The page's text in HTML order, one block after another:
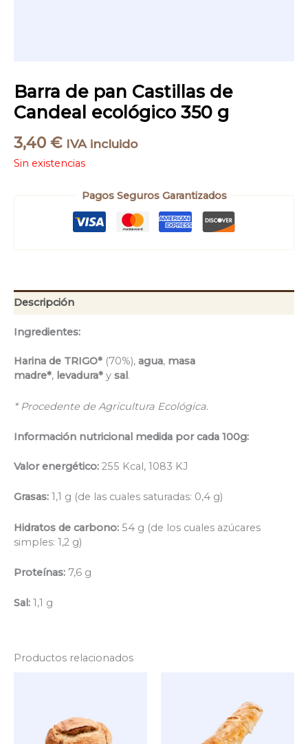
Barra de pan Castillas de
Candeal ecológico 350 g
3,40 € IVA incluido
Sin existencias
Pagos Seguros Garantizados
Descripción
Ingredientes:
Harina de TRIGO* (70%), agua, masa
madre*, levadura* y sal .
* Procedente de Agricultura Ecológica.
Información nutricional medida por cada 100g:
Valor energético: 255 Kcal, 1083 KJ
Grasas: 1,1 g (de las cuales saturadas: 0,4 g)
Hidratos de carbono: 54 g (de los cuales azúcares
simples: 1,2 g)
Proteínas: 7,6 g
Sal: 1,1 g
Productos relacionados